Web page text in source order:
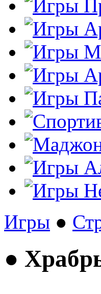
Игры ●
●